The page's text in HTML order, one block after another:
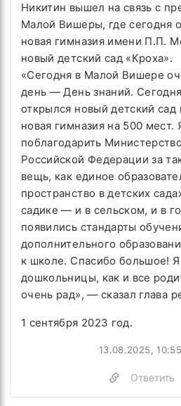
Никитин вышел на связь с
Малой Вишеры, где сегодня
новая гимназия имени П.П.
новый детский сад «Кроха».
«Сегодня в Малой Вишере
день — День знаний.
открылся новый детский сад
новая гимназия на 500 мест.
поблагодарить
Российской Федерации за
вещь, как единое
пространство в детских
садике — и в сельском, и в
появились стандарты
дополнительного
к школе. Спасибо большое!
дошкольницы, как и все
очень рад», — сказал глава
1 сентября 2023 год.
Ответить
13.08.2025, 10:55